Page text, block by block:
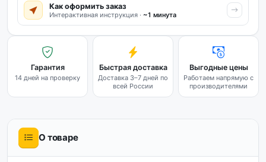
Как оформить заказ
Интерактивная инструкция · ~1 минута
Гарантия
14 дней на проверку
Быстрая доставка
Доставка 3–7 дней по
всей России
Выгодные цены
Работаем напрямую с
производителями
О товаре